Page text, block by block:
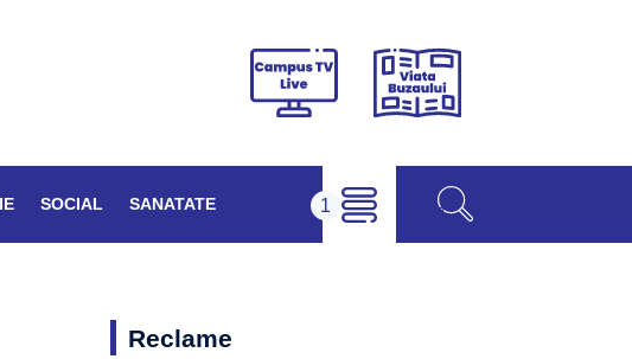
Campus
Viața
SOCIAL SANATATE
Reclame